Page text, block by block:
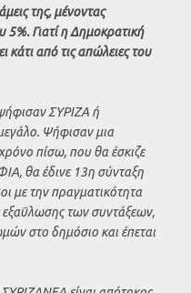
της, μένοντας
Γιατί η Δημοκρατική
κάτι από τις απώλειες του
ΣΥΡΙΖΑ ή
Ψήφισαν μια
πίσω, που θα έσκιζε
θα έδινε 13η σύνταξη
με την πραγματικότητα
των συντάξεων,
στο δημόσιο και έπεται